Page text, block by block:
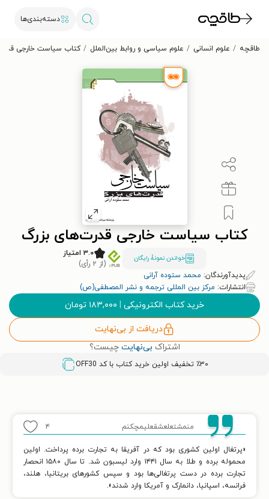
دسته‌بندی‌ها
طاقچه علوم انسانی علوم سیاسی و روابط بین‌الملل کتاب سیاست خارجی
کتاب سیاست خارجی قدرت‌های بزرگ
خواندن نمونۀ رایگان
۳.۰ امتیاز
(از ۲ رأی)
پدیدآورندگان: محمد ستوده آرانی
انتشارات: مرکز بین المللی ترجمه و نشر المصطفی(ص)
خرید کتاب الکترونیکی | ۱۸۳,۰۰۰ تومان
دریافت از بی‌نهایت
اشتراک بی‌نهایت چیست؟
٪۳۰ تخفیف اولین خرید کتاب با کد OFF30
منمشتعلعشقعلیمچکنم ۴
«پرتغال اولین کشوری بود که در آفریقا به تجارت برده پرداخت. اولین
محموله برده و طلا به سال ۱۴۴۱ وارد لیسبون شد. تا سال ۱۵۸۰ انحصار
تجارت برده در دست پرتغالی‌ها بود و سپس کشورهای بریتانیا، هلند،
فرانسه، اسپانیا، دانمارک و آمریکا وارد شدند».